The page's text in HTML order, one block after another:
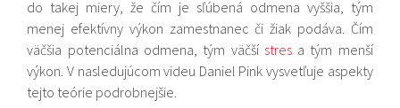
do takej miery, že čím je sľúbená odmena vyššia, tým
menej efektívny výkon zamestnanec či žiak podáva. Čím
väčšia potenciálna odmena, tým väčší stres a tým menší
výkon. V nasledujúcom videu Daniel Pink vysvetľuje aspekty
tejto teórie podrobnejšie.